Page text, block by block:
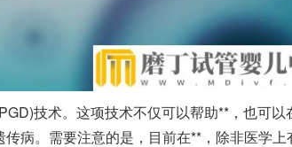
技术。这项技术不仅可以帮助**，也可以
病。需要注意的是，目前在**，除非医学上